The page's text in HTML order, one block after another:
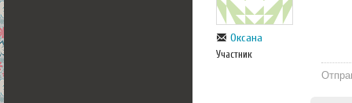
Оксана
Участник